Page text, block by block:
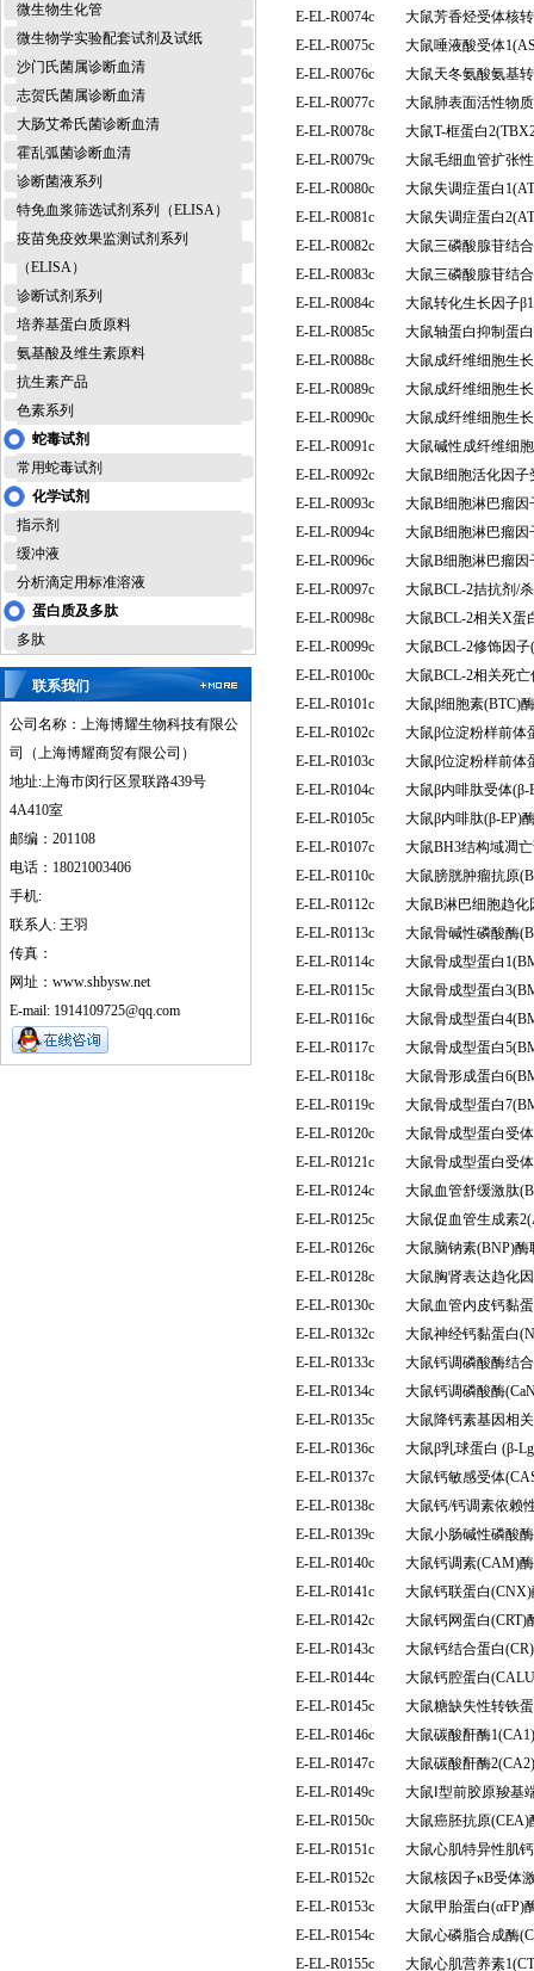
微生物生化管
微生物学实验配套试剂及试纸
沙门氏菌属诊断血清
志贺氏菌属诊断血清
大肠艾希氏菌诊断血清
霍乱弧菌诊断血清
诊断菌液系列
特免血浆筛选试剂系列（ELISA）
疫苗免疫效果监测试剂系列
（ELISA）
诊断试剂系列
培养基蛋白质原料
氨基酸及维生素原料
抗生素产品
色素系列
蛇毒试剂
常用蛇毒试剂
化学试剂
指示剂
缓冲液
分析滴定用标准溶液
蛋白质及多肽
多肽
联系我们
公司名称：上海博耀生物科技有限公
司（上海博耀商贸有限公司）
地址:上海市闵行区景联路439号
4A410室
邮编：201108
电话：18021003406
手机:
联系人: 王羽
传真：
网址：www.shbysw.net
E-mail: 1914109725@qq.com
E-EL-R0074c
大鼠芳香烃受体核
E-EL-R0075c
大鼠唾液酸受体
E-EL-R0076c
大鼠天冬氨酸氨基
E-EL-R0077c
大鼠肺表面活性物
E-EL-R0078c
大鼠T-框蛋白
E-EL-R0079c
大鼠毛细血管扩张
E-EL-R0080c
大鼠失调症蛋白
E-EL-R0081c
大鼠失调症蛋白
E-EL-R0082c
大鼠三磷酸腺苷结
E-EL-R0083c
大鼠三磷酸腺苷结
E-EL-R0084c
大鼠转化生长因子
E-EL-R0085c
大鼠轴蛋白抑制蛋
E-EL-R0088c
大鼠成纤维细胞生
E-EL-R0089c
大鼠成纤维细胞生
E-EL-R0090c
大鼠成纤维细胞生
E-EL-R0091c
大鼠碱性成纤维细
E-EL-R0092c
大鼠B细胞活化因
E-EL-R0093c
大鼠B细胞淋巴瘤因
E-EL-R0094c
大鼠B细胞淋巴瘤因
E-EL-R0096c
大鼠B细胞淋巴瘤因
E-EL-R0097c
大鼠BCL-2拮抗剂/
E-EL-R0098c
大鼠BCL-2相关X蛋
E-EL-R0099c
大鼠BCL-2修饰因
E-EL-R0100c
大鼠BCL-2相关死
E-EL-R0101c
大鼠β细胞素(BTC)
E-EL-R0102c
大鼠β位淀粉样前体
E-EL-R0103c
大鼠β位淀粉样前体
E-EL-R0104c
大鼠β内啡肽受体
E-EL-R0105c
大鼠β内啡肽(β-EP)
E-EL-R0107c
大鼠BH3结构域凋
E-EL-R0110c
大鼠膀胱肿瘤抗原
E-EL-R0112c
大鼠B淋巴细胞趋
E-EL-R0113c
大鼠骨碱性磷酸酶
E-EL-R0114c
大鼠骨成型蛋白
E-EL-R0115c
大鼠骨成型蛋白
E-EL-R0116c
大鼠骨成型蛋白
E-EL-R0117c
大鼠骨成型蛋白
E-EL-R0118c
大鼠骨形成蛋白
E-EL-R0119c
大鼠骨成型蛋白
E-EL-R0120c
大鼠骨成型蛋白受
E-EL-R0121c
大鼠骨成型蛋白受
E-EL-R0124c
大鼠血管舒缓激肽
E-EL-R0125c
大鼠促血管生成素
E-EL-R0126c
大鼠脑钠素(BNP)
E-EL-R0128c
大鼠胸肾表达趋化
E-EL-R0130c
大鼠血管内皮钙黏
E-EL-R0132c
大鼠神经钙黏蛋白
E-EL-R0133c
大鼠钙调磷酸酶结
E-EL-R0134c
大鼠钙调磷酸酶
E-EL-R0135c
大鼠降钙素基因相
E-EL-R0136c
大鼠β乳球蛋白 (β-
E-EL-R0137c
大鼠钙敏感受体
E-EL-R0138c
大鼠钙/钙调素依赖
E-EL-R0139c
大鼠小肠碱性磷酸
E-EL-R0140c
大鼠钙调素(CAM)
E-EL-R0141c
大鼠钙联蛋白
E-EL-R0142c
大鼠钙网蛋白(CRT)
E-EL-R0143c
大鼠钙结合蛋白
E-EL-R0144c
大鼠钙腔蛋白
E-EL-R0145c
大鼠糖缺失性转铁
E-EL-R0146c
大鼠碳酸酐酶
E-EL-R0147c
大鼠碳酸酐酶
E-EL-R0149c
大鼠Ⅰ型前胶原羧基
E-EL-R0150c
大鼠癌胚抗原
E-EL-R0151c
大鼠心肌特异性肌
E-EL-R0152c
大鼠核因子κB受体
E-EL-R0153c
大鼠甲胎蛋白(αFP)
E-EL-R0154c
大鼠心磷脂合成酶
E-EL-R0155c
大鼠心肌营养素